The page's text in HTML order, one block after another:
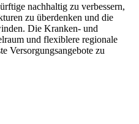
nachhaltig zu verbessern,
zu überdenken und die
Die Kranken- und
und flexiblere regionale
Versorgungsangebote zu